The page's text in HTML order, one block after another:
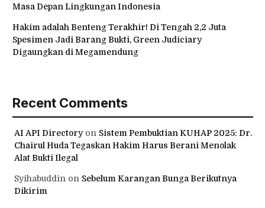
Masa Depan Lingkungan Indonesia
Hakim adalah Benteng Terakhir! Di Tengah 2,2 Juta
Spesimen Jadi Barang Bukti, Green Judiciary
Digaungkan di Megamendung
Recent Comments
AI API Directoryon Sistem Pembuktian KUHAP 2025: Dr.
Chairul Huda Tegaskan Hakim Harus Berani Menolak
Alat Bukti Ilegal
Syihabuddin on Sebelum Karangan Bunga Berikutnya
Dikirim